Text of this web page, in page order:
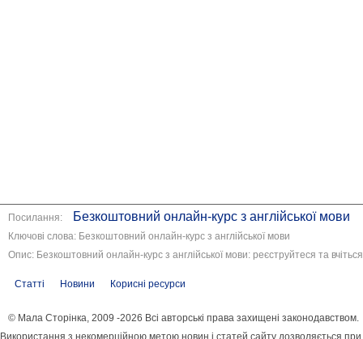
Посилання: Безкоштовний онлайн-курс з англійської мови
Ключові слова: Безкоштовний онлайн-курс з англійської мови
Опис: Безкоштовний онлайн-курс з англійської мови: реєструйтеся та вчіться
Статті Новини Корисні ресурси
© Мала Сторінка, 2009 -2026 Всі авторські права захищені законодавством.
Використання з некомерційною метою новин і статей сайту дозволяється при